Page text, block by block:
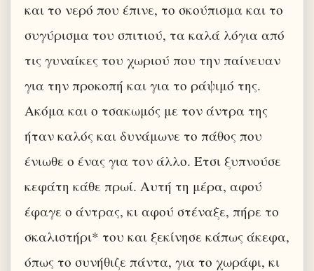
και το νερό που έπινε, το σκούπισμα και το
συγύρισμα του σπιτιού, τα καλά λόγια από
τις γυναίκες του χωριού που την παίνευαν
για την προκοπή και για το ράψιμό της.
Ακόμα και ο τσακωμός με τον άντρα της
ήταν καλός και δυνάμωνε το πάθος που
ένιωθε ο ένας για τον άλλο. Έτσι ξυπνούσε
κεφάτη κάθε πρωί. Αυτή τη μέρα, αφού
έφαγε ο άντρας, κι αφού στέναξε, πήρε το
σκαλιστήρι* του και ξεκίνησε κάπως άκεφα,
όπως το συνήθιζε πάντα, για το χωράφι, κι